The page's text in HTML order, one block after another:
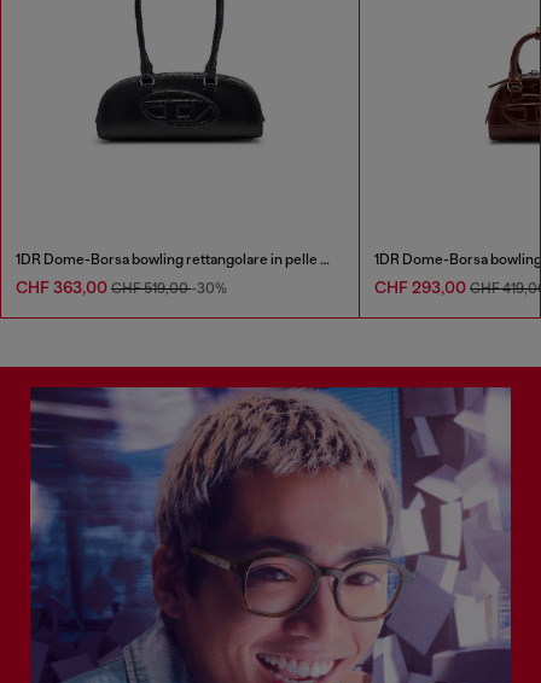
1DR Dome-Borsa bowling rettangolare in pelle effetto snake
CHF 363,00 CHF 519,00-30% CHF 293,00CHF